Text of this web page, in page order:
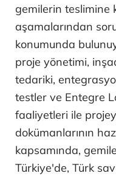
gemilerin teslimine
aşamalarından
konumunda
proje yönetimi,
tedariki,
testler ve Entegre
faaliyetleri ile
dokümanlarının
kapsamında,
Türkiye'de, Türk